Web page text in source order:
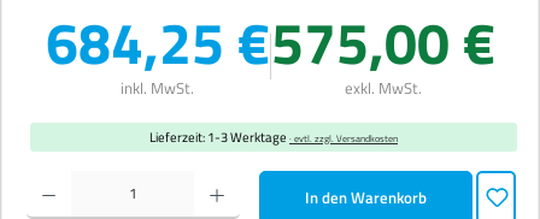
684,25 €
inkl. MwSt.
575,00 €
exkl. MwSt.
Lieferzeit: 1-3 Werktage · evtl. zzgl. Versandkosten
Produkt Anzahl: Gib den gewünschten Wert ein oder benutze die Schaltflächen um die Anzahl zu
In den Warenkorb